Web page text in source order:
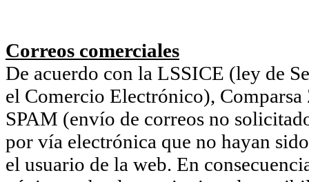
Correos comerciales
De acuerdo con la LSSICE (ley de
el Comercio Electrónico),
SPAM (envío de correos no
por vía electrónica que no hayan
el usuario de la web. En